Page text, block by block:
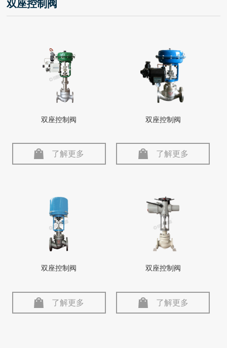
双座控制阀
双座控制阀
了解更多
双座控制阀
了解更多
双座控制阀
了解更多
双座控制阀
了解更多